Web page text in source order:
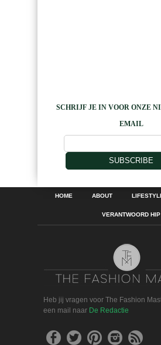
SCHRIJF JE IN VOOR ONZE
EMAIL
SUBSCRIBE
HOME ABOUT
VERANTWOORD HIP
Heb jij vragen voor The Fashion
een mail naar De Redactie